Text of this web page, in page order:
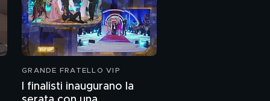
GRANDE FRATELLO VIP
I finalisti inaugurano la